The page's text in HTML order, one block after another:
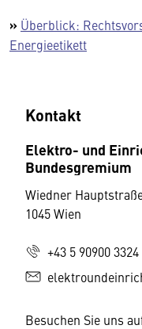
» Überblick:
Energieetikett
Kontakt
Elektro- und
Bundesgremium
Wiedner
1045 Wien
+43 5 90900 3324
Besuchen Sie uns